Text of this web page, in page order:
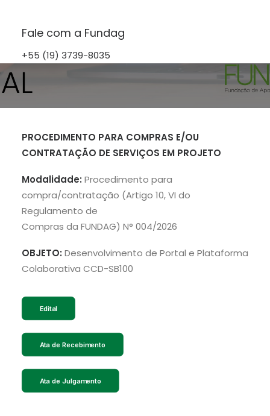
Fale com a Fundag
+55 (19) 3739-8035
PROCEDIMENTO PARA COMPRAS E/OU
CONTRATAÇÃO DE SERVIÇOS EM PROJETO
Modalidade: Procedimento para
compra/contratação (Artigo 10, VI do
Regulamento de
Compras da FUNDAG) N° 004/2026
OBJETO: Desenvolvimento de Portal e Plataforma
Colaborativa CCD-SB100
Edital
Ata de Recebimento
Ata de Julgamento